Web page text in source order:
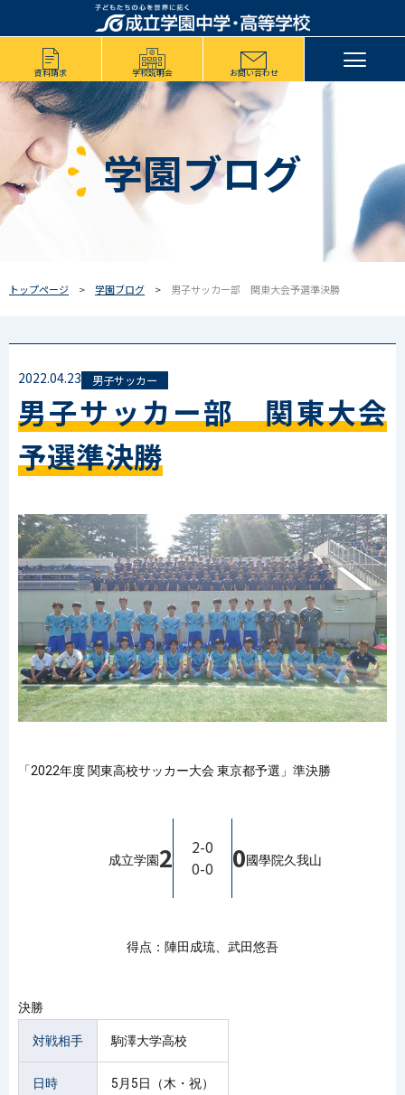
資料請求 学校説明会 お問い合わせ
学園ブログ
トップページ 学園ブログ 男子サッカー部 関東大会予選準決勝
2022.04.23 男子サッカー
男子サッカー部 関東大会
予選準決勝
「2022年度 関東高校サッカー大会 東京都予選」準決勝
成立学園2
2-0
0-0
0國學院久我山
得点：陣田成琉、武田悠吾
決勝
対戦相手 駒澤大学高校
日時 5月5日（木・祝）